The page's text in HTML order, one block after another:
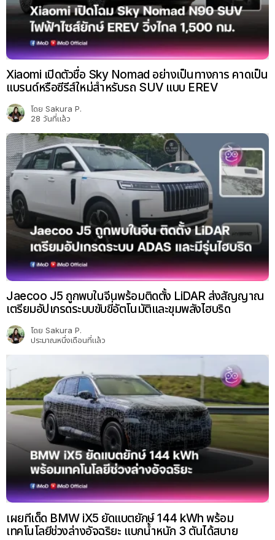
Xiaomi เปิดตัวชื่อ Sky Nomad อย่างเป็นทางการ คาดเป็น
แบรนด์หรือซีรีส์ใหม่สำหรับรถ SUV แบบ EREV
โดย Sakura P.
28 วันที่แล้ว
Jaecoo J5 ถูกพบในจีนพร้อมติดตั้ง LiDAR ส่งสัญญาณ
เตรียมอัปเกรดระบบขับขี่อัตโนมัติและขุมพลังไฮบริด
โดย Sakura P.
ประมาณหนึ่งเดือนที่แล้ว
เผยทีเด็ด BMW iX5 ยัดแบตยักษ์ 144 kWh พร้อม
เทคโนโลยีช่วงล่างอัจฉริยะ แบกน้ำหนัก 3 ตันได้สบาย